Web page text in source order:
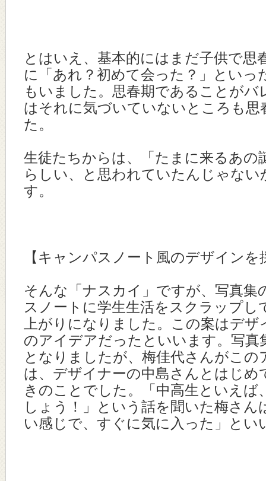
とはいえ、基本的にはまだ子供で思
に「あれ？初めて会った？」といっ
もいました。思春期であることがバ
はそれに気づいていないところも
た。
生徒たちからは、「たまに来るあの
らしい、と思われていたんじゃな
す。
【キャンパスノート風のデザインを
そんな「ナスカイ」ですが、写真集
スノートに学生生活をスクラップし
上がりになりました。この案はデ
のアイデアだったといいます。写
となりましたが、梅佳代さんがこ
は、デザイナーの中島さんとはじめ
きのことでした。「中高生といえば
しょう！」という話を聞いた梅さん
い感じで、すぐに気に入った」とい